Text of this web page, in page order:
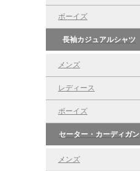
ボーイズ
長袖カジュアルシャツ
メンズ
レディース
ボーイズ
セーター・カーディガン
メンズ